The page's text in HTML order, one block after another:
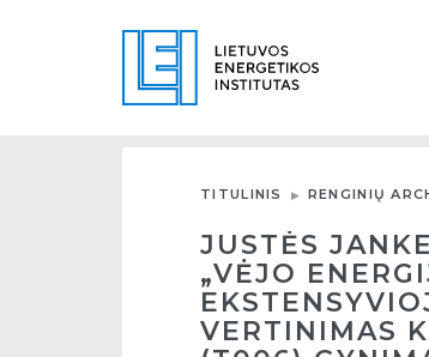
TITULINIS RENGINIŲ
JUSTĖS
„VĖJO
VERTINIMAS